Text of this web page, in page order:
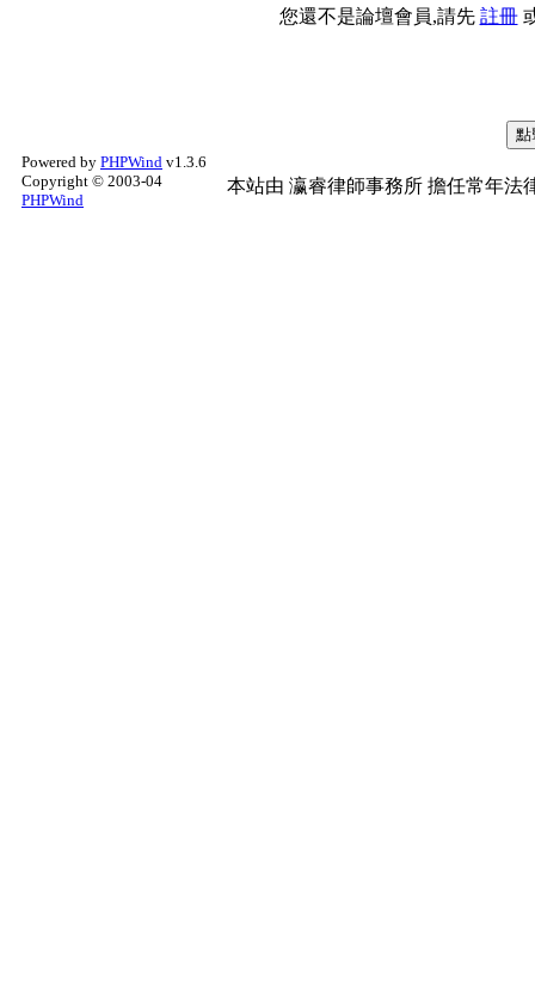
您還不是論壇會員,請先 註冊
Powered by PHPWind v1.3.6
Copyright © 2003-04
PHPWind
本站由 瀛睿律師事務所 擔任常年法